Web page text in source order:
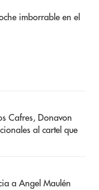
imborrable en el
Cafres, Donavon
al cartel que
a Angel Maulén